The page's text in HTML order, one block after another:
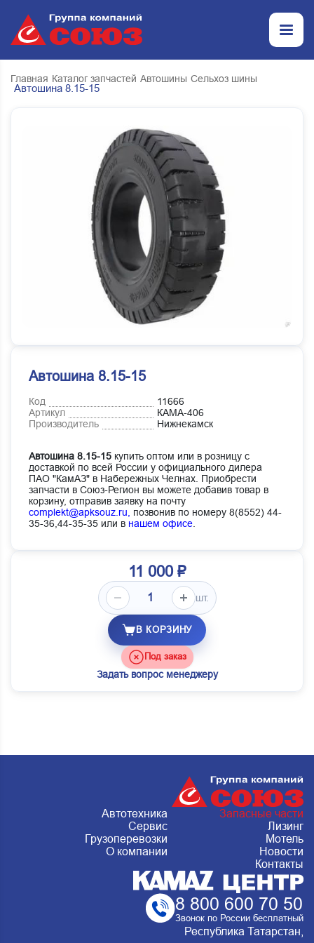
Главная Каталог запчастей Автошины Сельхоз шины
Автошина 8.15-15
Автошина 8.15-15
Код
11666
Артикул
КАМА-406
Производитель
Нижнекамск
Автошина 8.15-15 купить оптом или в розницу с
доставкой по всей России у официального дилера
ПАО "КамАЗ" в Набережных Челнах. Приобрести
запчасти в Союз-Регион вы можете добавив товар в
корзину, отправив заявку на почту
complekt@apksouz.ru,
позвонив по номеру 8(8552) 44-
35-36,44-35-35 или в нашем офисе
11 000 ₽
шт.
В КОРЗИНУ
Под заказ
Задать вопрос менеджеру
Автотехника
Запасные части
Сервис
Лизинг
Грузоперевозки
Мотель
О компании
Новости
Контакты
8 800 600 70 50
Звонок по России бесплатный
Республика Татарстан,